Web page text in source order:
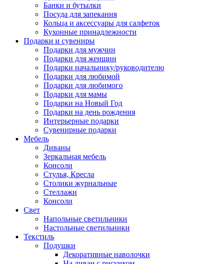
Банки и бутылки
Посуда для запекания
Кольца и аксессуары для салфеток
Кухонные принадлежности
Подарки и сувениры
Подарки для мужчин
Подарки для женщин
Подарки начальнику/руководителю
Подарки для любимой
Подарки для любимого
Подарки для мамы
Подарки на Новый Год
Подарки на день рождения
Интерьерные подарки
Сувенирные подарки
Мебель
Диваны
Зеркальная мебель
Консоли
Стулья, Кресла
Столики журнальные
Стеллажи
Консоли
Свет
Напольные светильники
Настольные светильники
Текстиль
Подушки
Декоративные наволочки